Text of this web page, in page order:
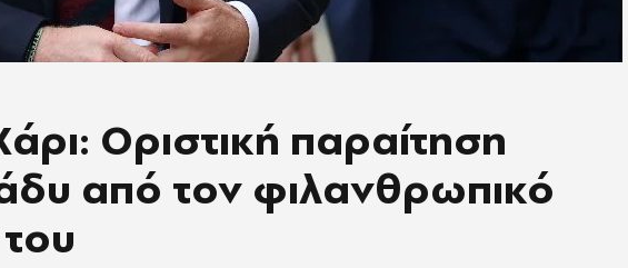
Οριστική παραίτηση
από τον φιλανθρωπικό